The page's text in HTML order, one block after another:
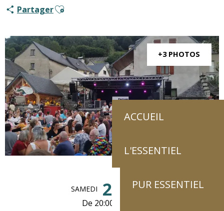
ACCUEIL
L'ESSENTIEL
PUR ESSENTIEL
PartagerAjouter aux favoris
+3 PHOTOS
Ouverture et coordonnées
SAMEDI 22 AOÛT
De 20:00 à 05:00